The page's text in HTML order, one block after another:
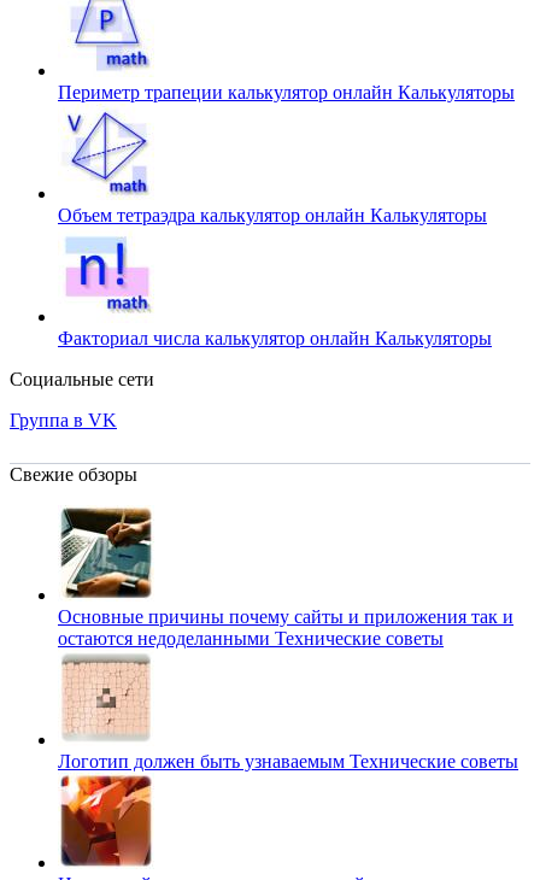
Периметр трапеции калькулятор онлайн Калькуляторы
Объем тетраэдра калькулятор онлайн Калькуляторы
Факториал числа калькулятор онлайн Калькуляторы
Социальные сети
Группа в VK
Свежие обзоры
Основные причины почему сайты и приложения так и
остаются недоделанными Технические советы
Логотип должен быть узнаваемым Технические советы